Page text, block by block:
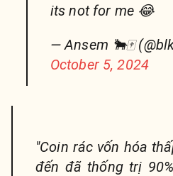
its not for me 😂
— Ansem 🐂🀄️
October 5, 2024
"Coin rác vốn hóa
đến đã thống trị